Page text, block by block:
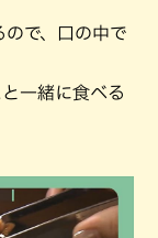
で、口の中で
一緒に食べる